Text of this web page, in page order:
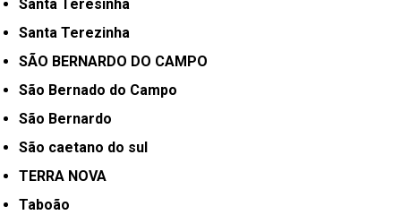
Santa Teresinha
Santa Terezinha
SÃO BERNARDO DO CAMPO
São Bernado do Campo
São Bernardo
São caetano do sul
TERRA NOVA
Taboão